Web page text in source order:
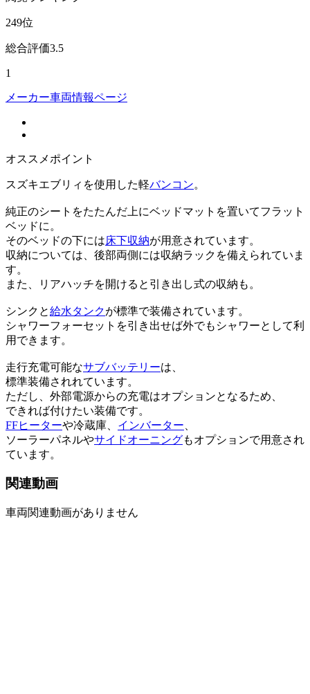
249位
総合評価3.5
1
メーカー車両情報ページ
オススメポイント
スズキエブリィを使用した軽バンコン。
純正のシートをたたんだ上にベッドマットを置いてフラット
ベッドに。
そのベッドの下には床下収納が用意されています。
収納については、後部両側には収納ラックを備えられていま
す。
また、リアハッチを開けると引き出し式の収納も。
シンクと給水タンクが標準で装備されています。
シャワーフォーセットを引き出せば外でもシャワーとして利
用できます。
走行充電可能なサブバッテリーは、
標準装備されれています。
ただし、外部電源からの充電はオプションとなるため、
できれば付けたい装備です。
FFヒーターや冷蔵庫、 インバーター
ソーラーパネルやサイドオーニングもオプションで用意され
ています。
関連動画
車両関連動画がありません